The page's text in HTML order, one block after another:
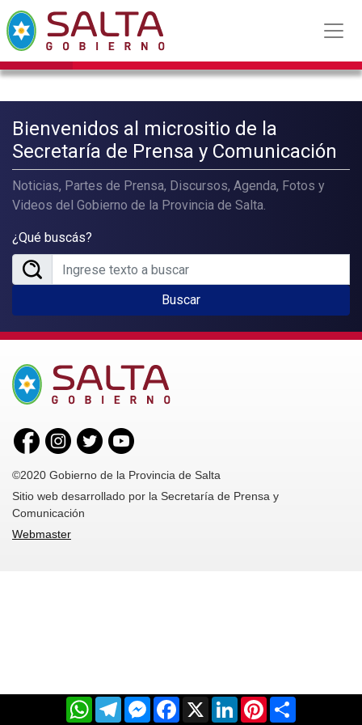
Bienvenidos al micrositio de la
Secretaría de Prensa y Comunicación
Noticias, Partes de Prensa, Discursos, Agenda, Fotos y
Videos del Gobierno de la Provincia de Salta.
¿Qué buscás?
Buscar
©2020 Gobierno de la Provincia de Salta
Sitio web desarrollado por la Secretaría de Prensa y
Comunicación
Webmaster
WhatsAppTelegramMessenger
Facebook
X LinkedInPinterest